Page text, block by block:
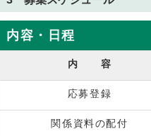
内容・日程
内 容
応募登録
関係資料の配付